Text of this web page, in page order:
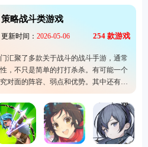
策略战斗类游戏
更新时间： 2026-05-06 254 款游戏
汇聚了多款关于战斗的战斗手游，通常
，不只是简单的打打杀杀。有可能一个
对面的阵容、弱点和优势。其中还有大
玩法内容有一定的挑战性，所以快来选